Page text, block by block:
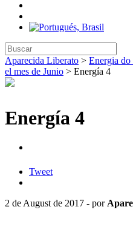
Aparecida Liberato > Energia do
el mes de Junio > Energía 4
Energía 4
Tweet
2 de August de 2017 - por